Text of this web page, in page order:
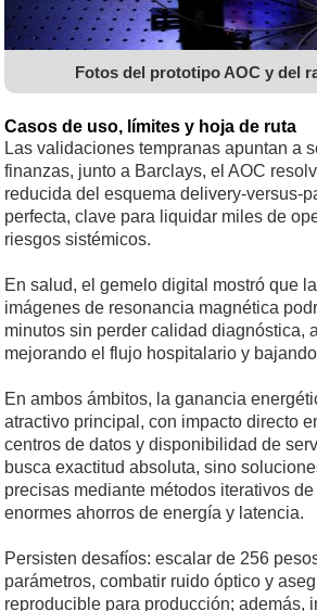
Fotos del prototipo AOC y del
Casos de uso, límites y hoja de ruta
Las validaciones tempranas apuntan a
finanzas, junto a Barclays, el AOC
reducida del esquema delivery-versus-
perfecta, clave para liquidar miles de
riesgos sistémicos.
En salud, el gemelo digital mostró que
imágenes de resonancia magnética
minutos sin perder calidad diagnóstica,
mejorando el flujo hospitalario y
En ambos ámbitos, la ganancia
atractivo principal, con impacto directo
centros de datos y disponibilidad de
busca exactitud absoluta, sino
precisas mediante métodos iterativos
enormes ahorros de energía y latencia.
Persisten desafíos: escalar de 256
parámetros, combatir ruido óptico y
reproducible para producción; además,